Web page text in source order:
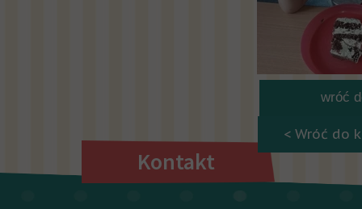
< Wróć do
Kontakt
wróć